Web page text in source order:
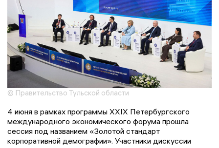
© Правительство Тульской области
4 июня в рамках программы XXIX Петербургского
международного экономического форума прошла
сессия под названием «Золотой стандарт
корпоративной демографии». Участники дискуссии